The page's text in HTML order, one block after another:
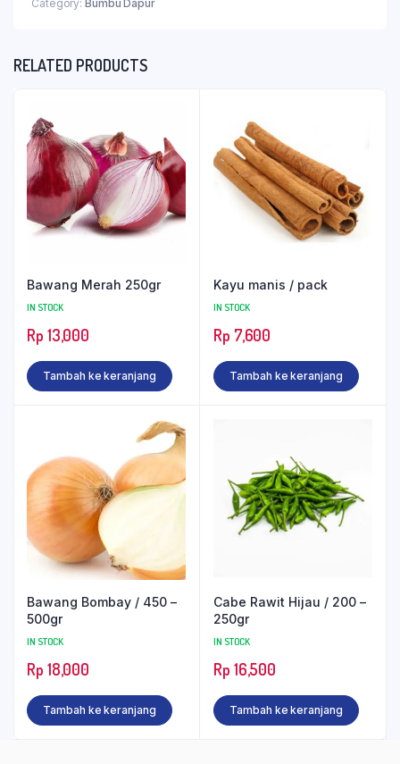
Category: Bumbu Dapur
RELATED PRODUCTS
Bawang Merah 250gr
IN STOCK
Rp 13,000
Tambah ke keranjang
Kayu manis / pack
IN STOCK
Rp 7,600
Tambah ke keranjang
Bawang Bombay / 450 –
500gr
IN STOCK
Rp 18,000
Tambah ke keranjang
Cabe Rawit Hijau / 200 –
250gr
IN STOCK
Rp 16,500
Tambah ke keranjang